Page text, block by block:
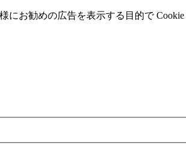
お勧めの広告を表⽰する⽬的で